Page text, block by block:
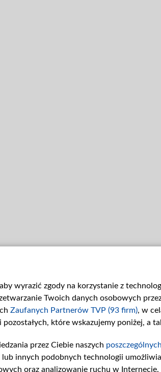
wyrazić zgody na korzystanie z
Twoich danych osobowych
Zaufanych Partnerów TVP (93 firm), w
które wskazujemy poniżej, a
przez Ciebie naszych
innych podobnych technologii
oraz analizowanie ruchu w Internecie.